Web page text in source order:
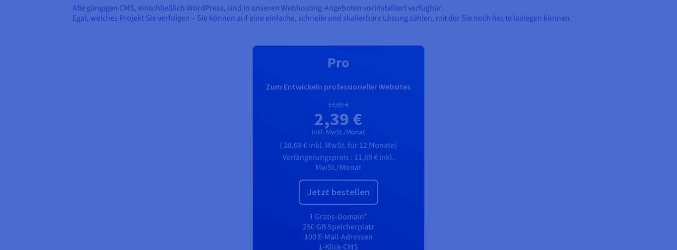
Alle gängigen CMS, einschließlich WordPress, sind in unseren Webhosting-Angeboten vorinstalliert verfügbar.
Egal, welches Projekt Sie verfolgen – Sie können auf eine einfache, schnelle und skalierbare Lösung zählen, mit der Sie noch heute loslegen können.
Pro
Zum Entwickeln professioneller Websites
11,89 €
2,39 €
inkl. MwSt./Monat
(28,68 €inkl. MwSt.für 12 Monate)
Verlängerungspreis : 11,89 €inkl.
MwSt./Monat
Jetzt bestellen
1 Gratis-Domain*
250 GB Speicherplatz
100 E-Mail-Adressen
1-Klick-CMS